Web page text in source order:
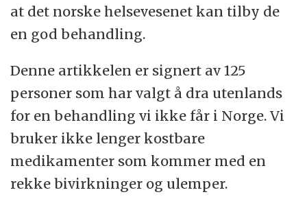
at det norske helsevesenet kan tilby de
en god behandling.
Denne artikkelen er signert av 125
personer som har valgt å dra utenlands
for en behandling vi ikke får i Norge. Vi
bruker ikke lenger kostbare
medikamenter som kommer med en
rekke bivirkninger og ulemper.